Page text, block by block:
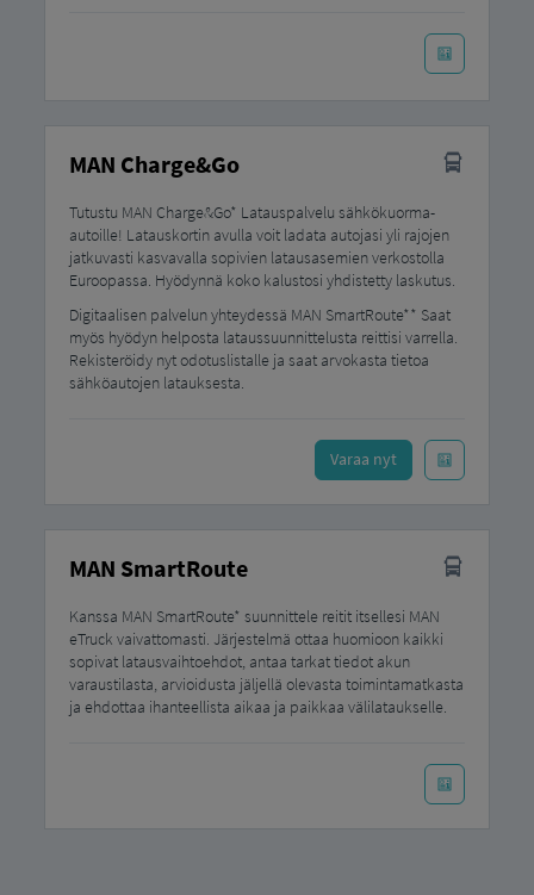
MAN Charge&Go
Tutustu MAN Charge&Go* Latauspalvelu sähkökuorma-
autoille! Latauskortin avulla voit ladata autojasi yli rajojen
jatkuvasti kasvavalla sopivien latausasemien verkostolla
Euroopassa. Hyödynnä koko kalustosi yhdistetty laskutus.
Digitaalisen palvelun yhteydessä MAN SmartRoute** Saat
myös hyödyn helposta lataussuunnittelusta reittisi varrella.
Rekisteröidy nyt odotuslistalle ja saat arvokasta tietoa
sähköautojen latauksesta.
Varaa nyt
MAN SmartRoute
Kanssa MAN SmartRoute* suunnittele reitit itsellesi MAN
eTruck vaivattomasti. Järjestelmä ottaa huomioon kaikki
sopivat latausvaihtoehdot, antaa tarkat tiedot akun
varaustilasta, arvioidusta jäljellä olevasta toimintamatkasta
ja ehdottaa ihanteellista aikaa ja paikkaa välilataukselle.